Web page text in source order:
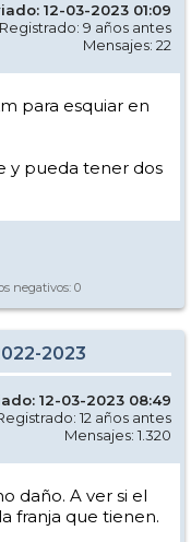
12-03-2023 01:09
Registrado: 9 años antes
Mensajes: 22
para esquiar en
y pueda tener dos
negativos: 0
2023
12-03-2023 08:49
12 años antes
Mensajes: 1.320
daño. A ver si el
franja que tienen.